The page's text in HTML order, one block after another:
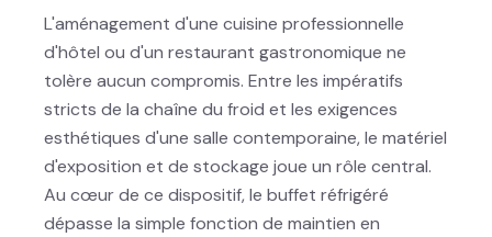
L'aménagement d'une cuisine professionnelle
d'hôtel ou d'un restaurant gastronomique ne
tolère aucun compromis. Entre les impératifs
stricts de la chaîne du froid et les exigences
esthétiques d'une salle contemporaine, le matériel
d'exposition et de stockage joue un rôle central.
Au cœur de ce dispositif, le buffet réfrigéré
dépasse la simple fonction de maintien en